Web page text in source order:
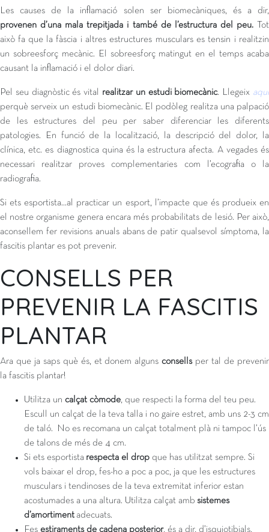
Les causes de la inflamació solen ser biomecàniques, és a dir,
provenen d’una mala trepitjada i també de l’estructura del peu.
Tot
això fa que la fàscia i altres estructures musculars es tensin i realitzin
un sobreesforç mecànic. El sobreesforç matingut en el temps acaba
causant la inflamació i el dolor diari.
Pel seu diagnòstic és vital realitzar un estudi biomecànic. Llegeix aquí
perquè serveix un estudi biomecànic. El podòleg realitza una palpació
de les estructures del peu per saber diferenciar les diferents
patologies. En funció de la localització, la descripció del dolor, la
clínica, etc. es diagnostica quina és la estructura afecta. A vegades és
necessari realitzar proves complementaries com l’ecografia o la
radiografia.
Si ets esportista…al practicar un esport, l’impacte que és produeix en
el nostre organisme genera encara més probabilitats de lesió. Per això,
aconsellem fer revisions anuals abans de patir qualsevol símptoma, la
fascitis plantar es pot prevenir.
CONSELLS PER
PREVENIR LA FASCITIS
PLANTAR
Ara que ja saps què és, et donem algunsconsellsper tal de prevenir
la fascitis plantar!
Utilitza un calçat còmode, que respecti la forma del teu peu.
Escull un calçat de la teva talla i no gaire estret, amb uns 2-3 cm
de taló. No es recomana un calçat totalment plà ni tampoc l’ús
de talons de més de 4 cm.
Si ets esportista respecta el drop que has utilitzat sempre. Si
vols baixar el drop, fes-ho a poc a poc, ja que les estructures
musculars i tendinoses de la teva extremitat inferior estan
acostumades a una altura. Utilitza calçat amb sistemes
d’amortiment adecuats.
Fes estiraments de cadena posterior, és a dir, d’isquiotibials,